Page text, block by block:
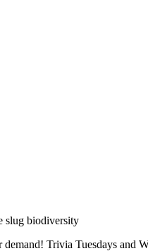
slug biodiversity
Trivia Tuesdays and